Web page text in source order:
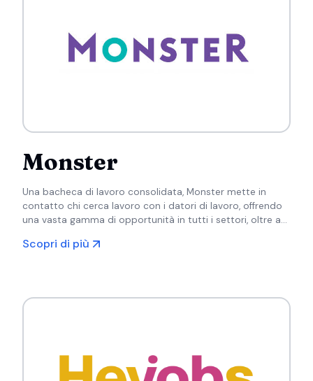
Monster
Una bacheca di lavoro consolidata, Monster mette in
contatto chi cerca lavoro con i datori di lavoro, offrendo
una vasta gamma di opportunità in tutti i settori, oltre a
curriculum.
Scopri di più